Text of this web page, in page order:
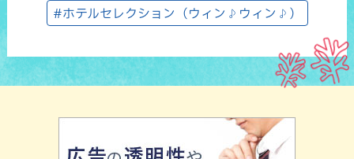
#ホテルセレクション（ウィン♪ウィン♪）